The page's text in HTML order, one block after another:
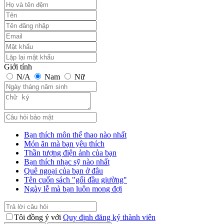
Giới tính
N/A
Nam Nữ
Bạn thích môn thể thao nào nhất
Món ăn mà bạn yêu thích
Thần tượng điện ảnh của bạn
Bạn thích nhạc sỹ nào nhất
Quê ngoại của bạn ở đâu
Tên cuốn sách "gối đầu giường"
Ngày lễ mà bạn luôn mong đợi
Tôi đồng ý với Quy định đăng ký thành viên